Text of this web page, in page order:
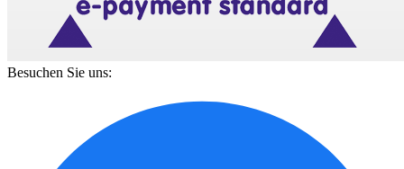
Besuchen Sie uns: